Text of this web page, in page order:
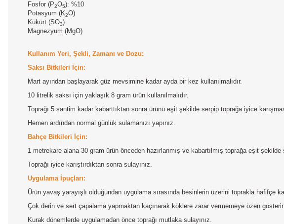
Fosfor (P2O5): %10
Potasyum (K2O)
Kükürt (SO3)
Magnezyum (MgO)
Kullanım Yeri, Şekli, Zamanı ve Dozu:
Saksı Bitkileri İçin:
Mart ayından başlayarak güz mevsimine kadar ayda bir kez kullanılmalıdır.
10 litrelik saksı için yaklaşık 8 gram ürün kullanılmalıdır.
Toprağı 5 santim kadar kabarttıktan sonra ürünü eşit şekilde serpip toprağa iyice
Hemen ardından normal günlük sulamanızı yapınız.
Bahçe Bitkileri İçin:
1 metrekare alana 30 gram ürün önceden hazırlanmış ve kabartılmış toprağa eşit şekilde
Toprağı iyice karıştırdıktan sonra sulayınız.
Uygulama İpuçları:
Ürün yavaş yarayışlı olduğundan uygulama sırasında besinlerin üzerini toprakla hafifçe
Çok derin ve sert çapalama yapmaktan kaçınarak köklere zarar vermemeye özen
Kurak dönemlerde uygulamadan önce toprağı mutlaka sulayınız.